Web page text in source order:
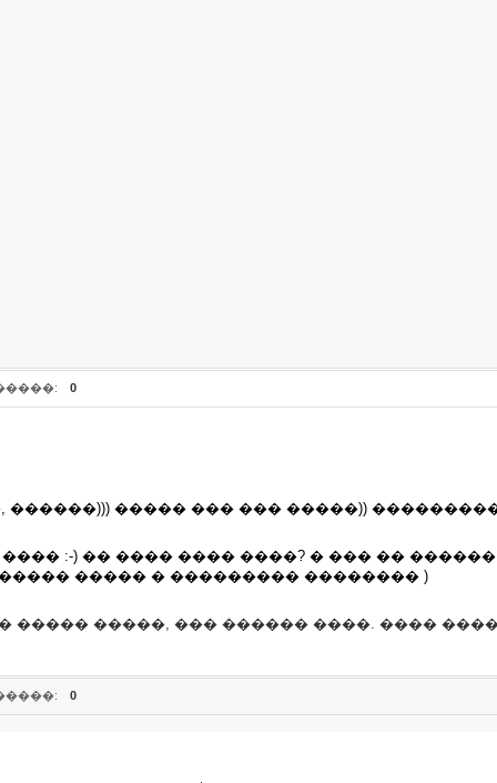
0
������))) ����� ��� ��� �����))
:-) �� ���� ���� ����? � ��� ��
����� � ��������� �������� )
����� �����, ��� ������ ����. ����
0